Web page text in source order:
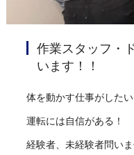
作業スタッフ・
います！！
体を動かす仕事がしたい
運転には自信がある！
経験者、未経験者問いま